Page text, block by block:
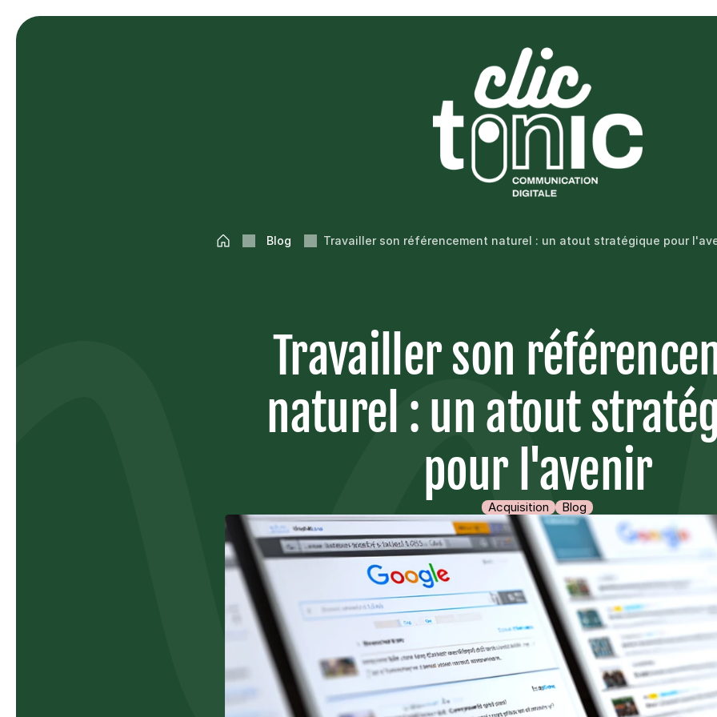
Blog Travailler son référencement naturel : un atout stratégique pour
Travailler son
naturel : un atout
pour l'avenir
Acquisition Blog